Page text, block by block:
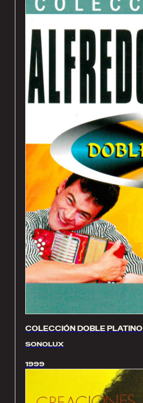
COLECCIÓN DOBLE PLATINO
SONOLUX
1999